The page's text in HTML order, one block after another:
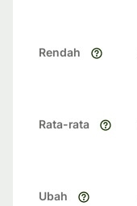
Rendah
Rata-rata
Ubah